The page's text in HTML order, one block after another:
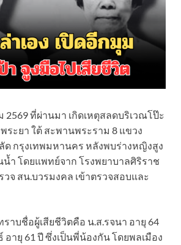
2569 ที่ผ่านมา เกิดเหตุสลดบริเวณโป๊ะ
ระยา ใต้ สะพานพระราม 8 แขวง
ด กรุงเทพมหานคร หลังพบร่างหญิงสูง
น้ำ โดยแพทย์จาก โรงพยาบาลศิริราช
จ สน.บวรมงคล เข้าตรวจสอบและ
าบชื่อผู้เสียชีวิตคือ น.ส.รจนา อายุ 64
อายุ 61 ปี ซึ่งเป็นพี่น้องกัน โดยพลเมือง